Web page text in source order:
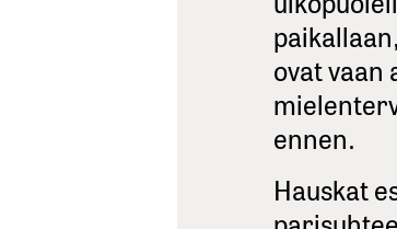
ovat vaan
ennen.
Hauskat